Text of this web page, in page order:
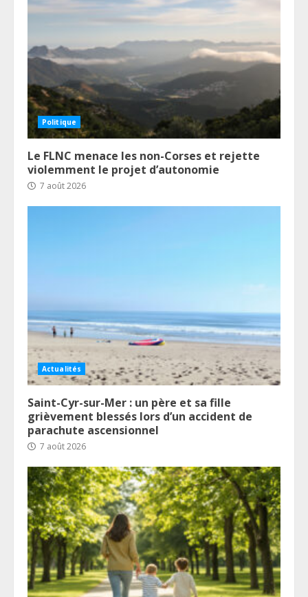
Politique
Le FLNC menace les non-Corses et rejette
violemment le projet d’autonomie
7 août 2026
Actualités
Saint-Cyr-sur-Mer : un père et sa fille
grièvement blessés lors d’un accident de
parachute ascensionnel
7 août 2026